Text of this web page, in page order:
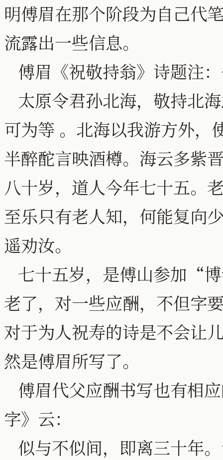
明傅眉在那个阶段为自己代
流露出一些信息。
傅眉《祝敬持翁》诗题注
太原令君孙北海，敬持北
可为等 。北海以我游方外，
半醉酡言映酒樽。海云多紫
八十岁，道人今年七十五。
至乐只有老人知，何能复向
遥劝汝。
七十五岁，是傅山参加“
老了，对一些应酬，不但字
对于为人祝寿的诗是不会让
然是傅眉所写了。
傅眉代父应酬书写也有相
字》云：
似与不似间，即离三十年